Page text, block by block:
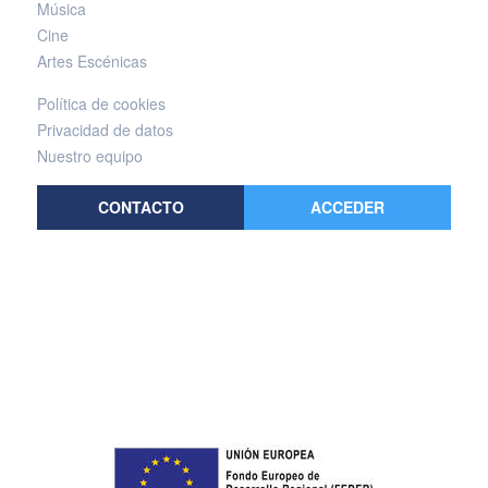
Música
Cine
Artes Escénicas
Política de cookies
Privacidad de datos
Nuestro equipo
CONTACTO ACCEDER